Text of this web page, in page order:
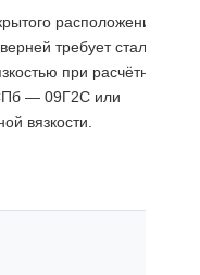
расположения в
требует сталь с
при расчётной
— 09Г2С или
вязкости.